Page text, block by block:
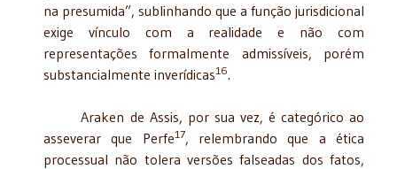
na presumida”, sublinhando que a função jurisdicional
exige vínculo com a realidade e não com
representações formalmente admissíveis, porém
substancialmente inverídicas16.
Araken de Assis, por sua vez, é categórico ao
asseverar que Perfe17, relembrando que a ética
processual não tolera versões falseadas dos fatos,